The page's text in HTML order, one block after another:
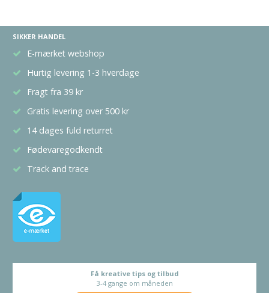
SIKKER HANDEL
E-mærket webshop
Hurtig levering 1-3 hverdage
Fragt fra 39 kr
Gratis levering over 500 kr
14 dages fuld returret
Fødevaregodkendt
Track and trace
Få kreative tips og tilbud
3-4 gange om måneden